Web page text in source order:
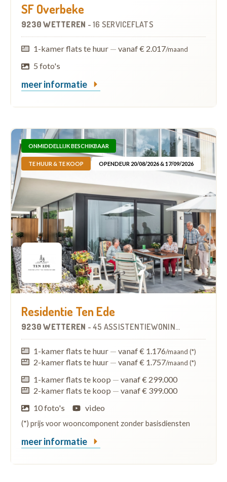
SF Overbeke
9230 WETTEREN - 16 SERVICEFLATS
1-kamer flats te huur — vanaf € 2.017/maand
5 foto's
meer informatie
ONMIDDELLIJK BESCHIKBAAR
TE HUUR & TE KOOP OPENDEUR 20/08/2026 & 17/09/2026
Residentie Ten Ede
9230 WETTEREN - 45 ASSISTENTIEWONINGEN
1-kamer flats te huur — vanaf € 1.176/maand (*)
2-kamer flats te huur — vanaf € 1.757/maand (*)
1-kamer flats te koop — vanaf € 299.000
2-kamer flats te koop — vanaf € 399.000
10 foto's
video
(*) prijs voor wooncomponent zonder basisdiensten
meer informatie